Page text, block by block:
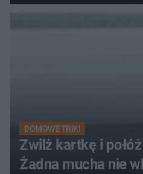
DOMOWE TRIKI
Zwilż kartkę i
Żadna mucha nie